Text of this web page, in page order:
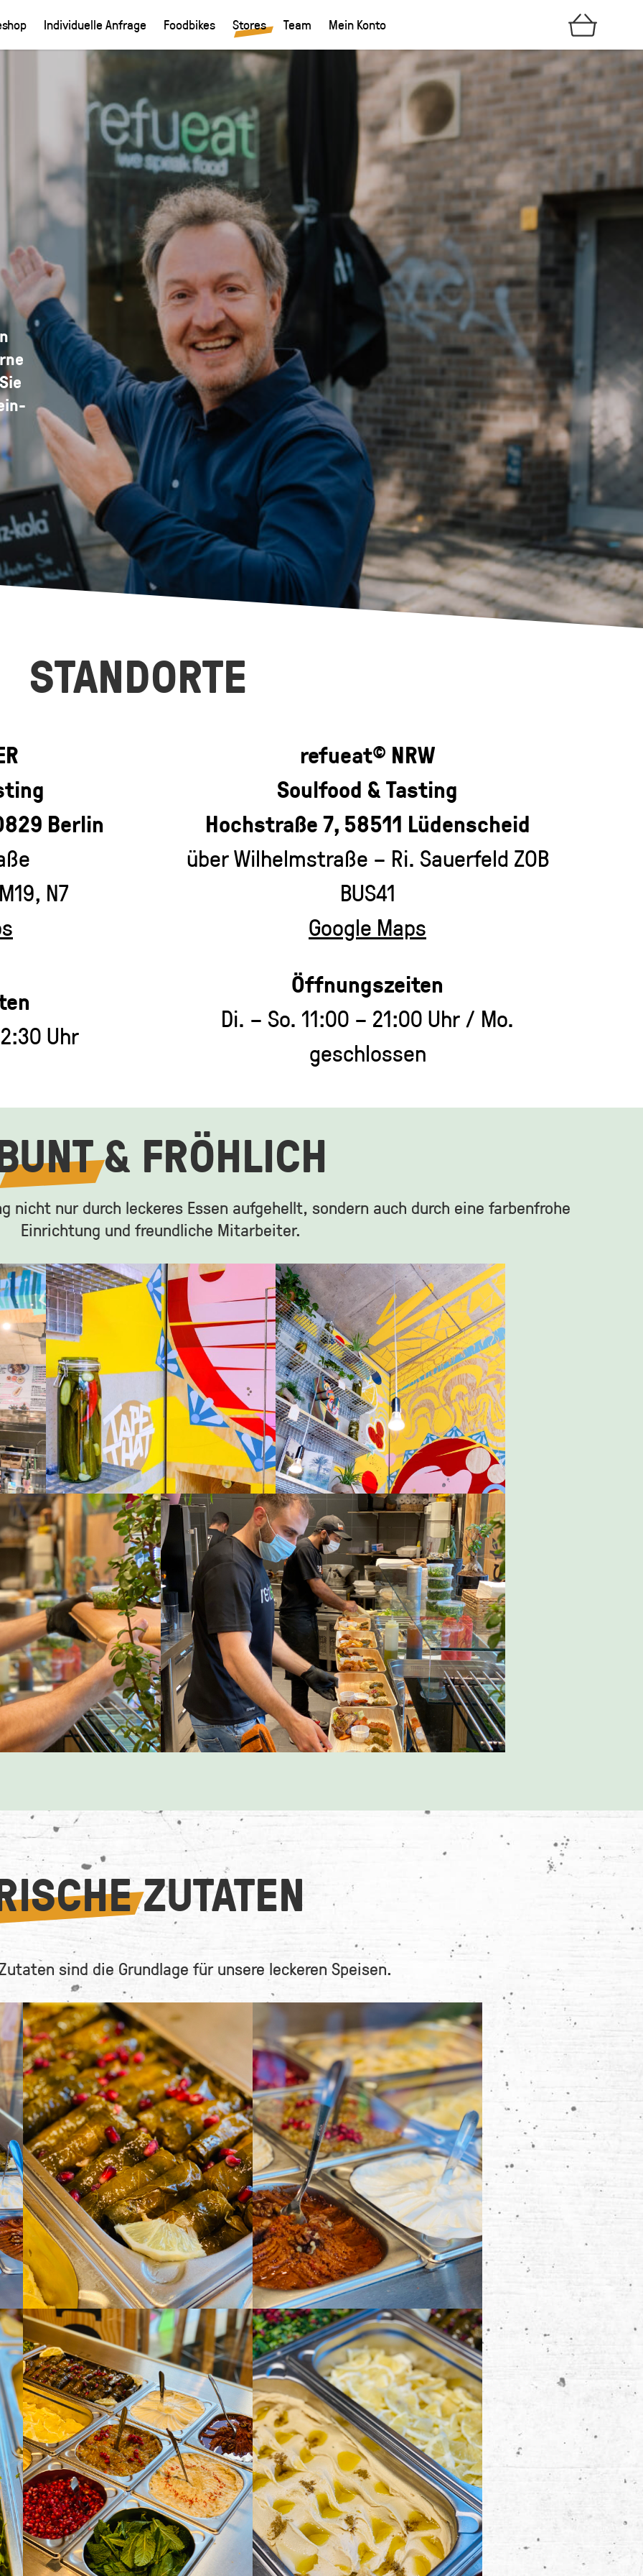
Individuelle Anfrage Foodbikes Stores Team Mein Konto
Möchtest du ein formelles
Angebot für dein Catering?
Füll das Formular aus oder leg die
gewünschten Produkte einzeln in den
Warenkorb. Im Warenkorb klickst du auf
"Angebot als PDF per E-Mail erhalten"
Du bekommst umgehend eine E-Mail mit
deinem persönlichen Angebot, inklusive der
Möglichkeit es später selbstständig
anzupassen oder zu bestellen.
Für individuelle Anfragen bezüglich
Porzellangeschirr kannst du gerne unser
Catering-Anfrageformularnutzen.
Verstanden (nicht nochmal anzeigen)
Sie
STANDORTE
Berlin
N7
refueat© NRW
Soulfood & Tasting
Hochstraße 7, 58511 Lüdenscheid
über Wilhelmstraße – Ri. Sauerfeld ZOB
BUS41
Google Maps
Uhr
Öffnungszeiten
Di. – So. 11:00 – 21:00 Uhr / Mo.
geschlossen
& FRÖHLICH
nicht nur durch leckeres Essen aufgehellt, sondern auch durch eine farbenfrohe
Einrichtung und freundliche Mitarbeiter.
ZUTATEN
sind die Grundlage für unsere leckeren Speisen.